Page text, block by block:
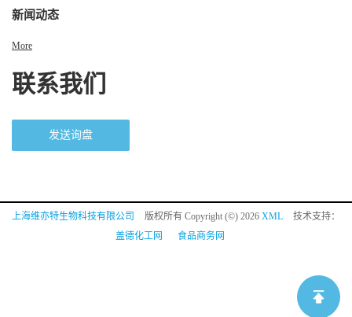
新闻动态
More
联系我们
发送询盘
上海维亦特生物科技有限公司 版权所有 Copyright (©) 2026 XML
技术支持：
盖德化工网
食品商务网